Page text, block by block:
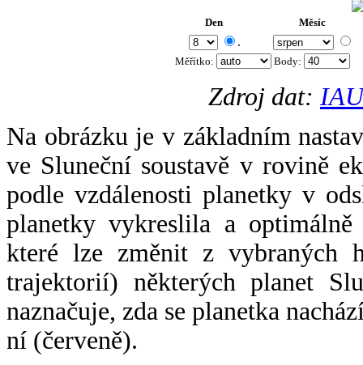
Den Měsíc
.
Měřítko: Body:
Zdroj dat:
Na obrázku je v základním
ve Sluneční soustavě v rovině
podle vzdálenosti planetky v
planetky vykreslila a
které lze změnit z vybraných
trajektorií) některých planet
naznačuje, zda se planetka
ní (červeně).